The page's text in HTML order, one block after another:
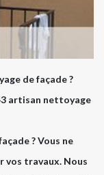
de façade ?
artisan nettoyage
? Vous ne
vos travaux. Nous